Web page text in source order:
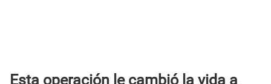
Esta operación le cambió la vida a